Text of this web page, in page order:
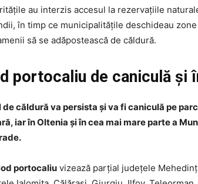
au interzis accesul la rezervațiile
în timp ce municipalitățile deschideau
să se adăpostească de căldură.
portocaliu de caniculă și
de căldură va persista şi va fi caniculă pe
iar în Oltenia şi în cea mai mare parte a
portocaliu vizează parţial judeţele